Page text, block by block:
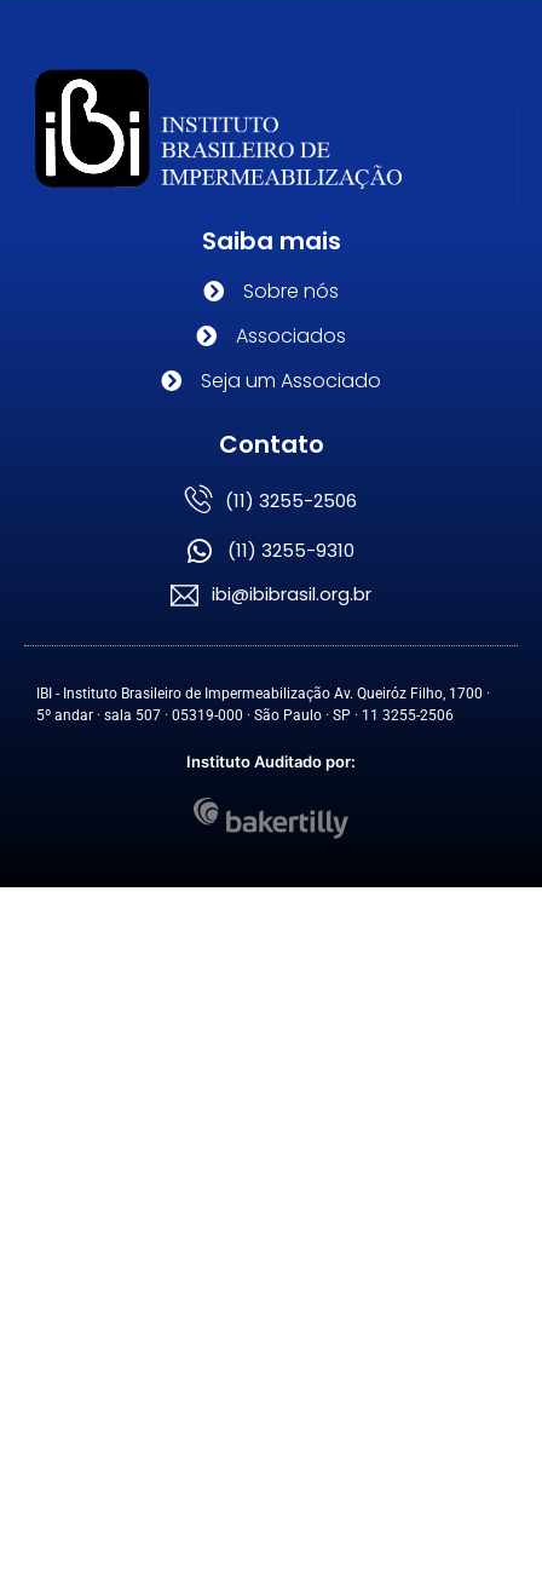
Saiba mais
Sobre nós
Associados
Seja um Associado
Contato
(11) 3255-2506
(11) 3255-9310
ibi@ibibrasil.org.br
IBI - Instituto Brasileiro de Impermeabilização Av. Queiróz Filho, 1700 ·
5º andar · sala 507 · 05319-000 · São Paulo · SP · 11 3255-2506
Instituto Auditado por: